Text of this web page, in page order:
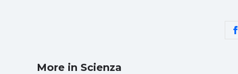
More in Scienza